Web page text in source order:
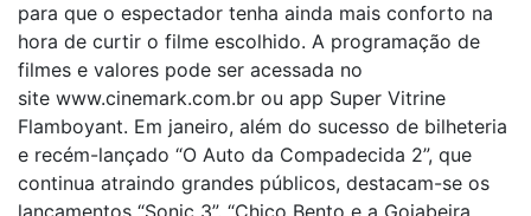
para que o espectador tenha ainda mais conforto na
hora de curtir o filme escolhido. A programação de
filmes e valores pode ser acessada no
site www.cinemark.com.br ou app Super Vitrine
Flamboyant. Em janeiro, além do sucesso de bilheteria
e recém-lançado “O Auto da Compadecida 2”, que
continua atraindo grandes públicos, destacam-se os
lançamentos “Sonic 3”, “Chico Bento e a Goiabeira